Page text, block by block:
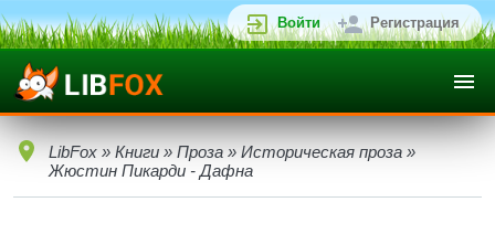
Войти Регистрация
LibFox » Книги » Проза » Историческая проза »
Жюстин Пикарди - Дафна